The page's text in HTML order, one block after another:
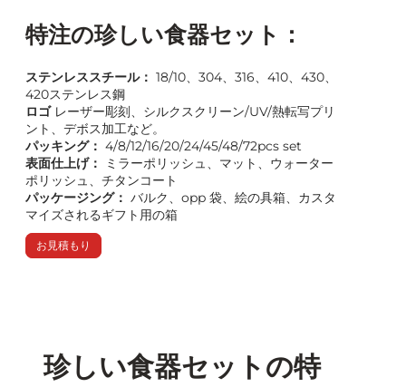
特注の珍しい食器セット：
ステンレススチール： 18/10、304、316、410、430、
420ステンレス鋼
ロゴレーザー彫刻、シルクスクリーン/UV/熱転写プリ
ント、デボス加工など。
パッキング： 4/8/12/16/20/24/45/48/72pcs set
表面仕上げ：
ミラーポリッシュ、マット、ウォーター
ポリッシュ、チタンコート
パッケージング： バルク、opp 袋、絵の具箱、カスタ
マイズされるギフト用の箱
お見積もり
珍しい食器セットの特